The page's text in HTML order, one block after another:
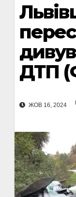
ДТП
ЖОВ 16, 2024